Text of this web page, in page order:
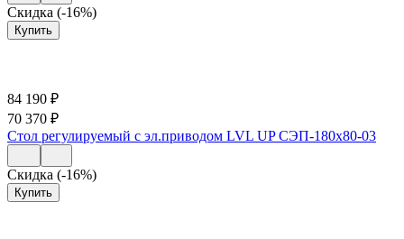
Скидка (-16%)
Купить
84 190 ₽
70 370 ₽
Стол регулируемый с эл.приводом LVL UP СЭП-180х80-03
Скидка (-16%)
Купить